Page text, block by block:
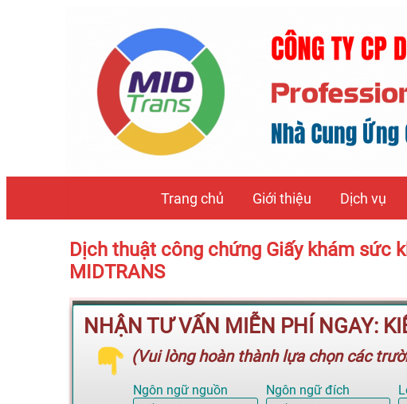
Trang chủ Giới thiệu Dịch vụ
Dịch thuật công chứng Giấy khám sức
MIDTRANS
NHẬN TƯ VẤN MIỄN PHÍ NGAY:
(Vui lòng hoàn thành lựa chọn các
Ngôn ngữ nguồn Ngôn ngữ đích